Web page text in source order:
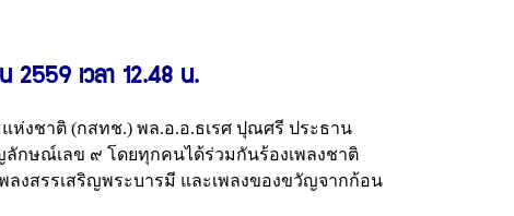
2559 เวลา 12.48 น.
ห่งชาติ (กสทช.) พล.อ.อ.ธเรศ ปุณศรี ประธาน
กษณ์เลข ๙ โดยทุกคนได้ร่วมกันร้องเพลงชาติ
งสรรเสริญพระบารมี และเพลงของขวัญจากก้อน